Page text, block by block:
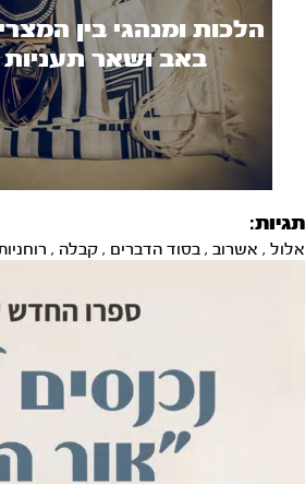
הלכות ומנהגי בין
באב ושאר תעניות
תגיות:
אלול , אשרוב , בסוד הדברים , קבלה ,